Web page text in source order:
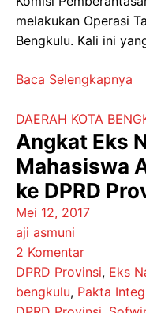
melakukan Operasi
Bengkulu. Kali ini
Baca Selengkapnya
DAERAH KOTA
Angkat Eks
Mahasiswa
ke DPRD
Mei 12, 2017
aji asmuni
2 Komentar
DPRD Provinsi, Eks
bengkulu, Pakta